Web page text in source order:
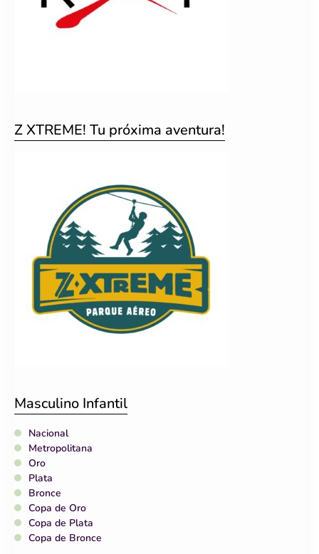
Z XTREME! Tu próxima aventura!
Masculino Infantil
Nacional
Metropolitana
Oro
Plata
Bronce
Copa de Oro
Copa de Plata
Copa de Bronce